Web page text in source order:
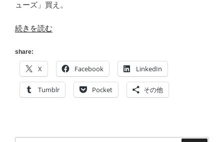
ューズ」買え。
“[今
も]
2013
年
暖
具
続きを読む
share:
X Facebook LinkedIn
Tumblr Pocket その他